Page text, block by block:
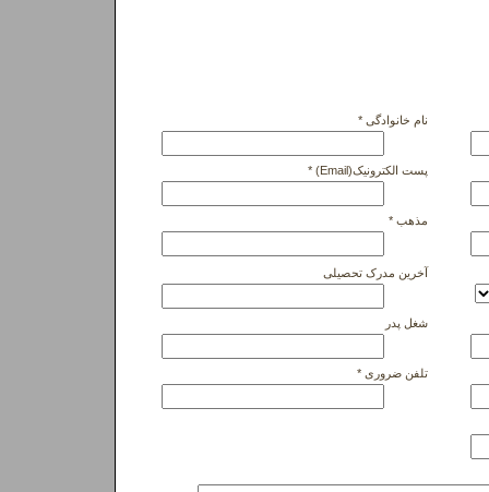
نام خانوادگی *
پست الکترونیک(Email) *
مذهب *
آخرین مدرک تحصیلی
شغل پدر
تلفن ضروری *